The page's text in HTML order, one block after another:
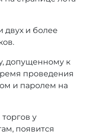
двух и более
допущенному к
проведения
и паролем на
у
появится